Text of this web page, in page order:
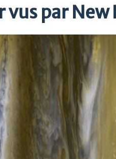
vus par